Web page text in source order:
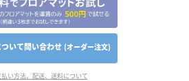
いて問い合わせ(オーダー注文)
払い方法、配送、送料について